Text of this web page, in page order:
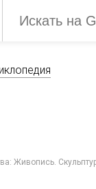
Живопись.